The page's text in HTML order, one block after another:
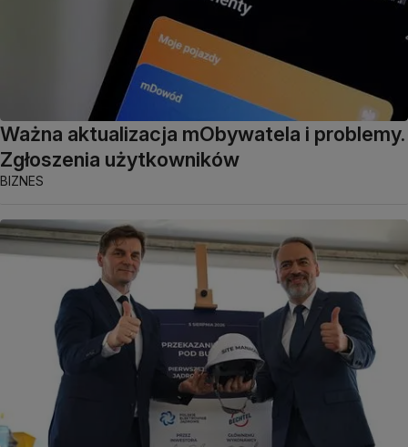
Ważna aktualizacja mObywatela i problemy.
Zgłoszenia użytkowników
BIZNES